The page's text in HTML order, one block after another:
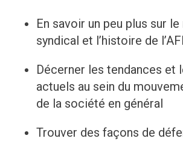
En savoir un peu plus sur
syndical et l’histoire de
Décerner les tendances et
actuels au sein du
de la société en général
Trouver des façons de